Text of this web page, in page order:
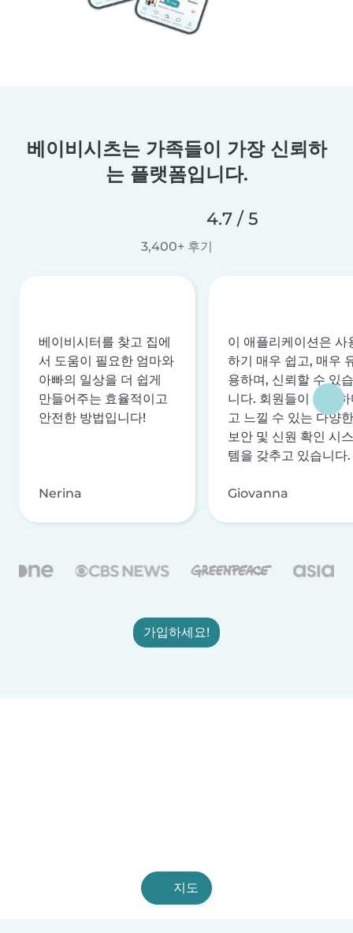
베이비시츠는 가족들이 가장 신뢰하
는 플랫폼입니다.
4.7 / 5
3,400+ 후기
베이비시터를 찾고 집에
서 도움이 필요한 엄마와
아빠의 일상을 더 쉽게
만들어주는 효율적이고
안전한 방법입니다!
Nerina
이 애플리케이션은 사
하기 매우 쉽고, 매우
용하며, 신뢰할 수 있습
니다. 회원들이 안전
고 느낄 수 있는 다양한
보안 및 신원 확인 시스
템을 갖추고 있습니다.
Giovanna
가입하세요!
지도